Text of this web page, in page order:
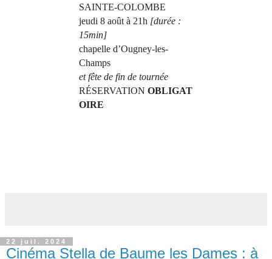
SAINTE-COLOMBE
jeudi 8 août à 21h [durée :
15min]
chapelle d’Ougney-les-
Champs
et fête de fin de tournée
RÉSERVATION OBLIGAT
OIRE
22 juil. 2024
Cinéma Stella de Baume les Dames : à